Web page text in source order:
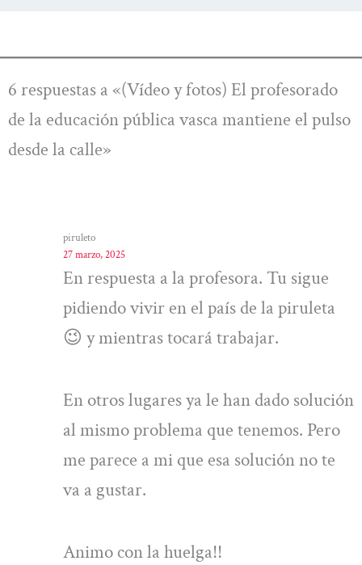
6 respuestas a «(Vídeo y fotos) El profesorado
de la educación pública vasca mantiene el pulso
desde la calle»
piruleto
27 marzo, 2025
En respuesta a la profesora. Tu sigue
pidiendo vivir en el país de la piruleta
😉 y mientras tocará trabajar.
En otros lugares ya le han dado solución
al mismo problema que tenemos. Pero
me parece a mi que esa solución no te
va a gustar.
Animo con la huelga!!